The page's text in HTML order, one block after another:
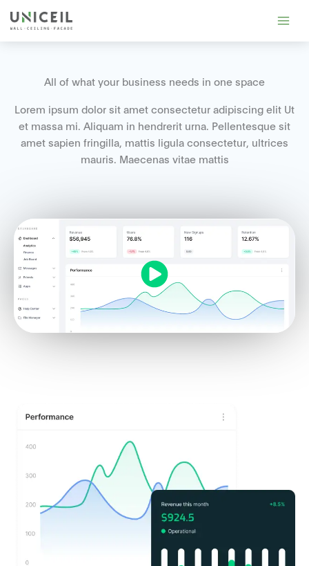
content
All of what your business needs in one space
Lorem ipsum dolor sit amet consectetur adipiscing elit Ut
et massa mi. Aliquam in hendrerit urna. Pellentesque sit
amet sapien fringilla, mattis ligula consectetur, ultrices
mauris. Maecenas vitae mattis